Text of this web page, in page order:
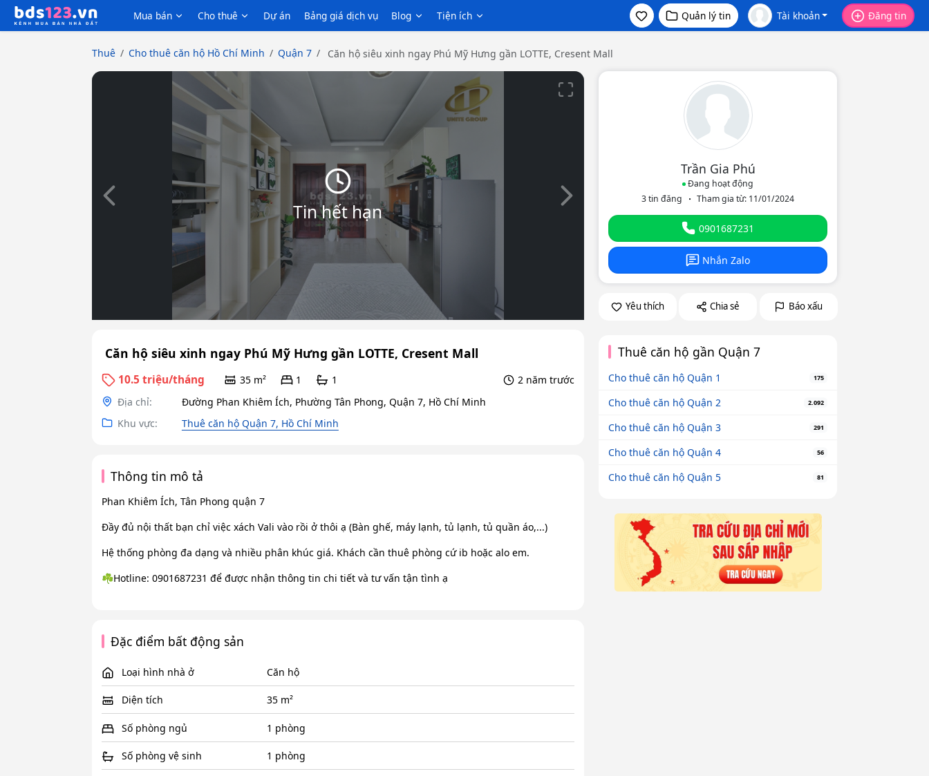
Mua bán Cho thuê Dự án Bảng giá dịch vụ Blog Tiện ích Quản lý tin Tài khoản Đăng tin
Thuê Cho thuê căn hộ Hồ Chí Minh Quận 7 ️ Căn hộ siêu xinh ngay Phú Mỹ Hưng gần LOTTE, Cresent Mall
Tin hết hạn
Slide trước Slide tiếp theo
️ Căn hộ siêu xinh ngay Phú Mỹ Hưng gần LOTTE, Cresent Mall
10.5 triệu/tháng 35 m² 1 1
2 năm trước
Địa chỉ:
Đường Phan Khiêm Ích, Phường Tân Phong, Quận 7, Hồ Chí Minh
Khu vực:
Thuê căn hộ Quận 7, Hồ Chí Minh
Thông tin mô tả
Phan Khiêm Ích, Tân Phong quận 7
Đầy đủ nội thất bạn chỉ việc xách Vali vào rồi ở thôi ạ (Bàn ghế, máy lạnh, tủ lạnh, tủ quần áo,...)
Hệ thống phòng đa dạng và nhiều phân khúc giá. Khách cần thuê phòng cứ ib hoặc alo em.
☘️Hotline: 0901687231 để được nhận thông tin chi tiết và tư vấn tận tình ạ
Đặc điểm bất động sản
Loại hình nhà ở Căn hộ
Diện tích 35 m²
Số phòng ngủ 1 phòng
Số phòng vệ sinh 1 phòng
Trần Gia Phú
Đang hoạt động
3 tin đăng
Tham gia từ: 11/01/2024
0901687231
Nhắn Zalo
Yêu thích Chia sẻ Báo xấu
Thuê căn hộ gần Quận 7
Cho thuê căn hộ Quận 1 175
Cho thuê căn hộ Quận 2 2.092
Cho thuê căn hộ Quận 3 291
Cho thuê căn hộ Quận 4 56
Cho thuê căn hộ Quận 5 81